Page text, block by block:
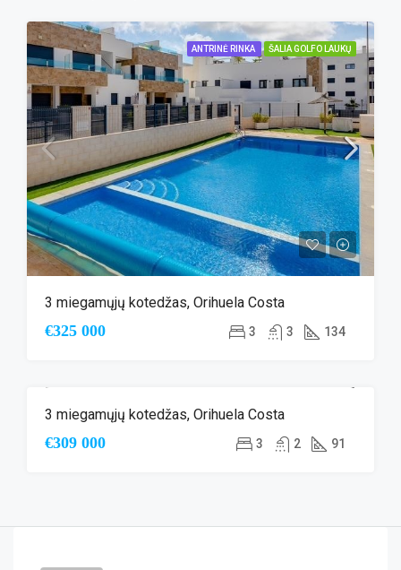
ANTRINĖ RINKA ŠALIA GOLFO LAUKŲ
3 miegamųjų kotedžas, Orihuela Costa
€325 000 3 3 134
3 miegamųjų kotedžas, Orihuela Costa
€309 000 3 2 91